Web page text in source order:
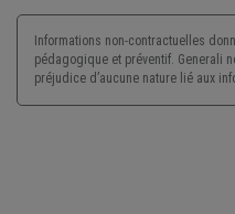
Informations non-contractuelles
pédagogique et préventif. Generali
préjudice d’aucune nature lié aux